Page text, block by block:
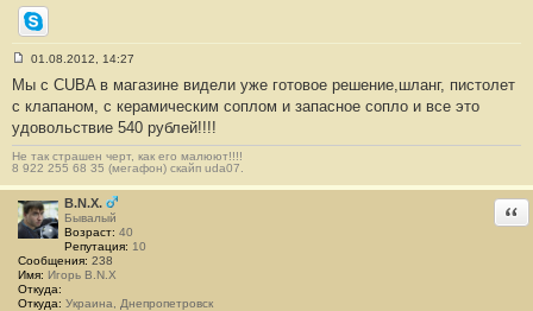
Skype
о
б
щ
е
н
и
е
1
2
01.08.2012, 14:27
Мы с CUBA в магазине видели уже готовое решение,шланг, пистолет
с клапаном, с керамическим соплом и запасное сопло и все это
удовольствие 540 рублей!!!!
Не так страшен черт, как его малюют!!!!
8 922 255 68 35 (мегафон) скайп uda07.
B.N.X.
Бывалый
Возраст: 40
Репутация: 10
Сообщения: 238
Имя: Игорь B.N.X
Откуда:
Откуда: Украина, Днепропетровск